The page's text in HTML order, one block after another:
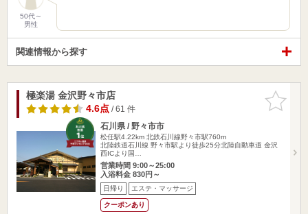
50代～
男性
関連情報から探す
お気に入
りに追加
極楽湯 金沢野々市店
4.6点/ 61 件
石川県 / 野々市市
松任駅4.22km 北鉄石川線野々市駅760m
北陸鉄道石川線 野々市駅より徒歩25分北陸自動車道 金沢
西ICより国…
営業時間 9:00～25:00
入浴料金 830円～
日帰り エステ・マッサージ
クーポンあり